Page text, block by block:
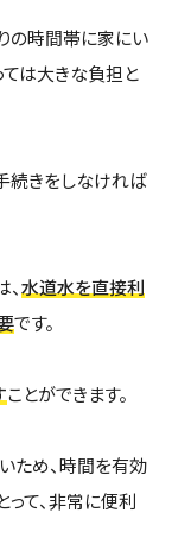
の時間帯に家にい
ては大きな負担と
続きをしなければ
水道水を直接利
です。
ことができます。
ため、時間を有効
て、非常に便利